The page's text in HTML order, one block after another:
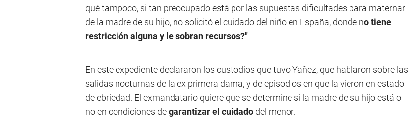
qué tampoco, si tan preocupado está por las supuestas dificultades para maternar
de la madre de su hijo, no solicitó el cuidado del niño en España, donde no tiene
restricción alguna y le sobran recursos?"
En este expediente declararon los custodios que tuvo Yañez, que hablaron sobre las
salidas nocturnas de la ex primera dama, y de episodios en que la vieron en estado
de ebriedad. El exmandatario quiere que se determine si la madre de su hijo está o
no en condiciones degarantizar el cuidado del menor.